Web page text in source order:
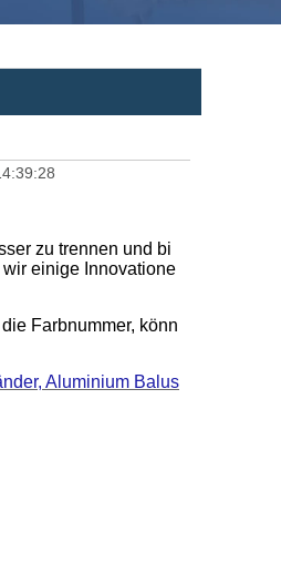
zu trennen und bi
einige Innovatione
Farbnummer, könn
Aluminium Balus